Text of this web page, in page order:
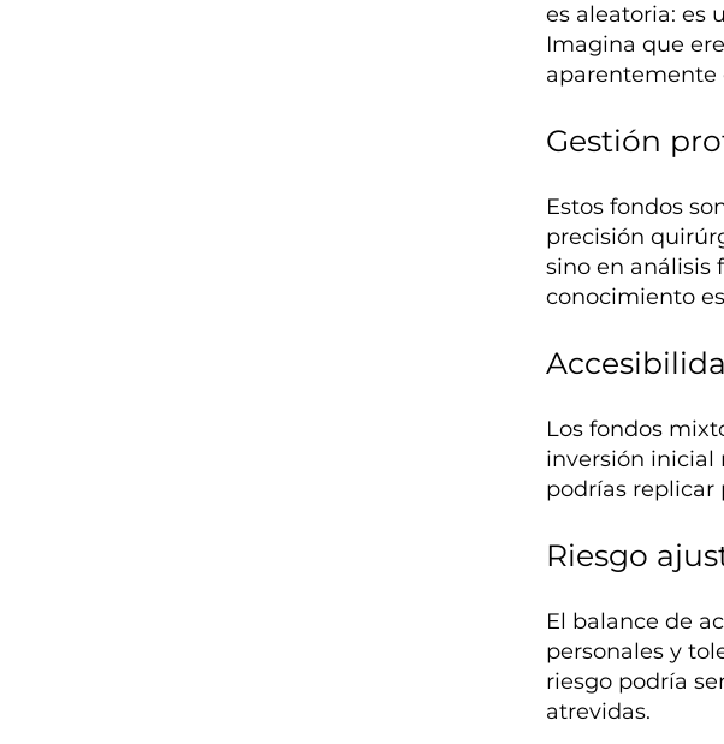
es aleatoria: es
Imagina que
aparentemente
Gestión
Estos fondos
precisión
sino en análisis
conocimiento
Los fondos
inversión inicial
podrías replicar
Riesgo
El balance de
personales y
riesgo podría
atrevidas.